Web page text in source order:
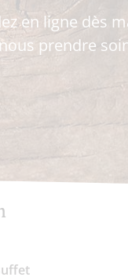
en ligne dès
prendre